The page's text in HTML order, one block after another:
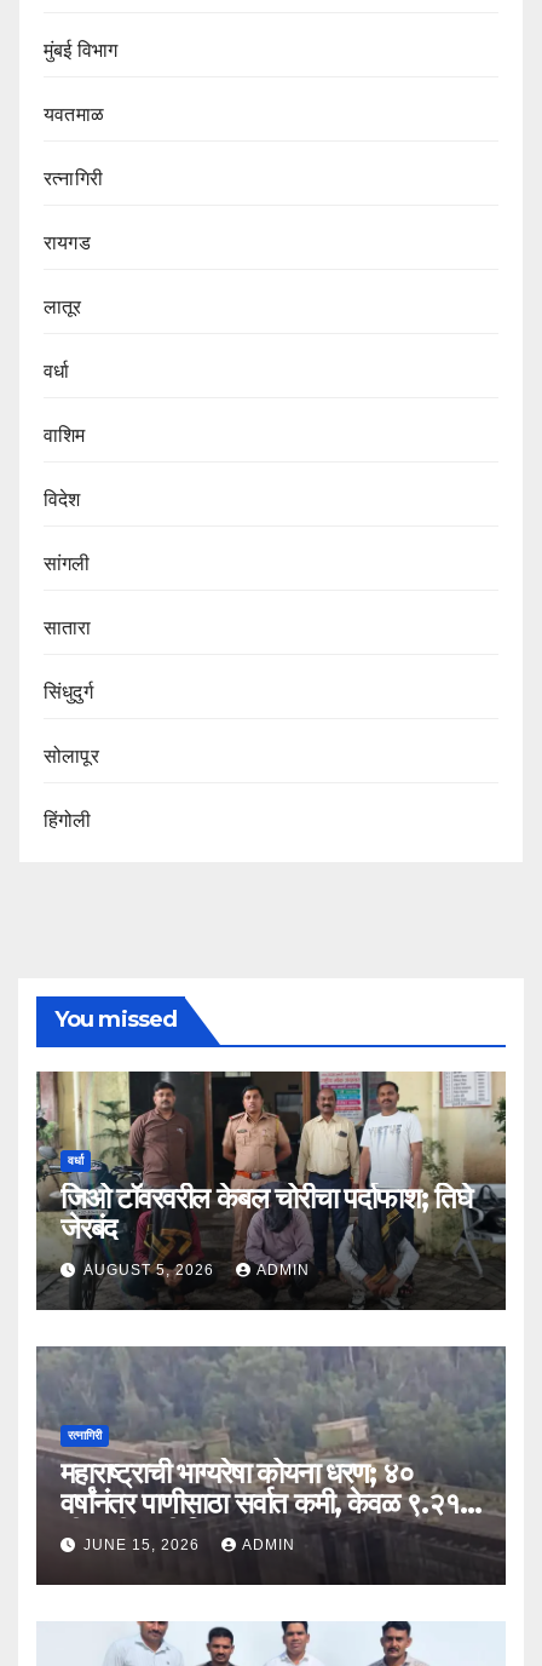
मुंबई विभाग‌
यवतमाळ
रत्नागिरी
रायगड
लातूर
वर्धा
वाशिम
विदेश
सांगली
सातारा
सिंधुदुर्ग
सोलापूर
हिंगोली
You missed
वर्धा
जिओ टॉवरवरील केबल चोरीचा पर्दाफाश; तिघे
जेरबंद
AUGUST 5, 2026 ADMIN
रत्नागिरी
महाराष्ट्राची भाग्यरेषा कोयना धरण; ४०
वर्षांनंतर पाणीसाठा सर्वात कमी, केवळ ९.२१
टीएमसी पाणी शिल्लक
JUNE 15, 2026 ADMIN